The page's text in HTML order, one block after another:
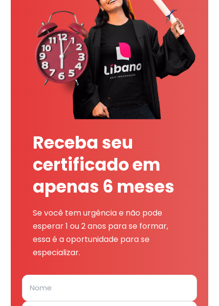
Receba seu
certificado em
apenas 6 meses
Se você tem urgência e não pode
esperar 1 ou 2 anos para se formar,
essa é a oportunidade para se
especializar.